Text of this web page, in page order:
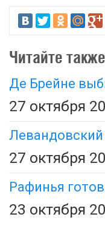
Читайте также
Де Брейне
27 октября
Левандовский
27 октября
Рафинья
23 октября